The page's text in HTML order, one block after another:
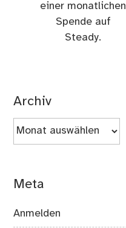
einer monatlichen
Spende auf
Steady.
Archiv
Archiv
Meta
Anmelden